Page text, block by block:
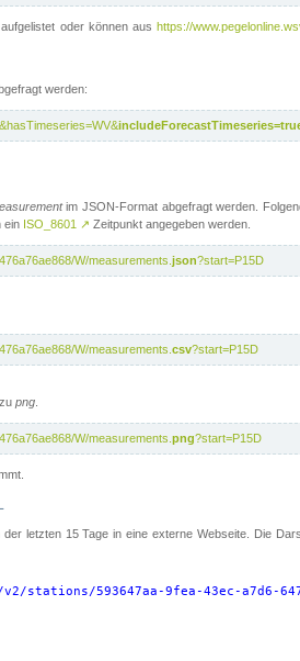
aufgelistet oder können aushttps://
werden:
im JSON-Format abgefragt werden.
ein ISO_8601 ↗ Zeitpunkt angegeben werden.
W/measurements. json?start=P15D
W/measurements. csv?start=P15D
png
W/measurements. png?start=P15D
letzten 15 Tage in eine externe Webseite. Die
593647aa-9fea-43ec-a7d6-